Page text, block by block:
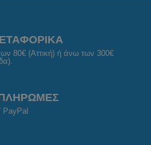
80€ (Αττική) ή άνω των 300€